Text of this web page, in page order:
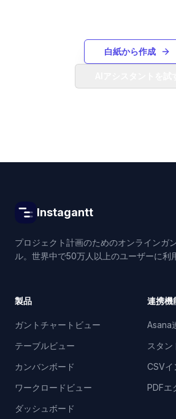
白紙から作成
Instagantt
プロジェクト計画のためのオンラインガ
ル。世界中で50万人以上のユーザーに利
製品
ガントチャートビュー
テーブルビュー
カンバンボード
ワークロードビュー
ダッシュボード
連携機
Asana
スタン
CSVイ
PDFエ